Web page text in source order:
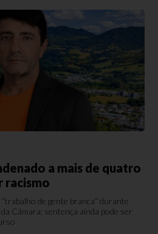
a mais de quatro
racismo
de gente branca” durante
Câmara; sentença ainda pode ser